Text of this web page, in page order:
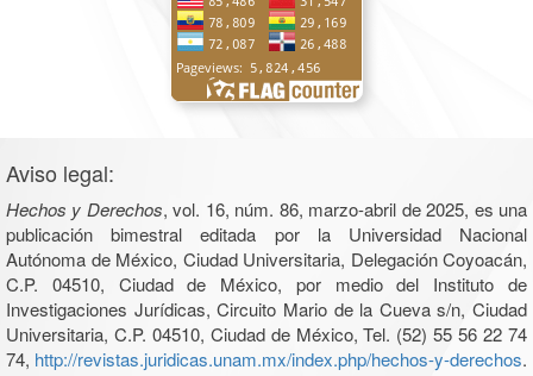
Aviso legal:
Hechos y Derechos, vol. 16, núm. 86, marzo-abril de 2025, es una
publicación bimestral editada por la Universidad Nacional
Autónoma de México, Ciudad Universitaria, Delegación Coyoacán,
C.P. 04510, Ciudad de México, por medio del Instituto de
Investigaciones Jurídicas, Circuito Mario de la Cueva s/n, Ciudad
Universitaria, C.P. 04510, Ciudad de México, Tel. (52) 55 56 22 74
74, http://revistas.juridicas.unam.mx/index.php/hechos-y-derechos.